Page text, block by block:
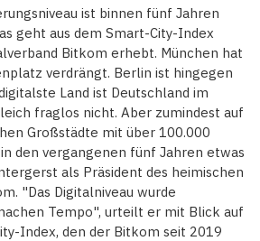
ist binnen fünf Jahren
geht aus dem Smart-City-Index
Bitkom erhebt. München hat
verdrängt. Berlin ist hingegen
Land ist Deutschland im
fraglos nicht. Aber zumindest auf
Großstädte mit über 100.000
den vergangenen fünf Jahren etwas
als Präsident des heimischen
"Das Digital­niveau wurde
Tempo", urteilt er mit Blick auf
Index, den der Bitkom seit 2019